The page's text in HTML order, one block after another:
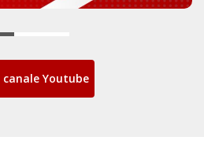
canale Youtube